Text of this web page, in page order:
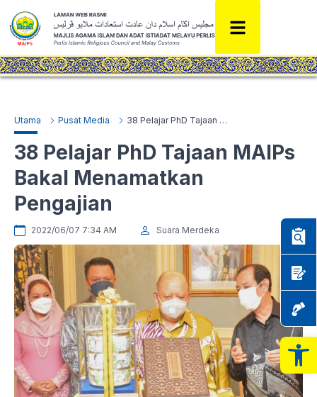
Utama Pusat Media 38 Pelajar PhD Tajaan MAIPs Bakal Menamatkan Pengajian
38 Pelajar PhD Tajaan MAIPs
Bakal Menamatkan
Pengajian
2022/06/07 7:34 AM Suara Merdeka